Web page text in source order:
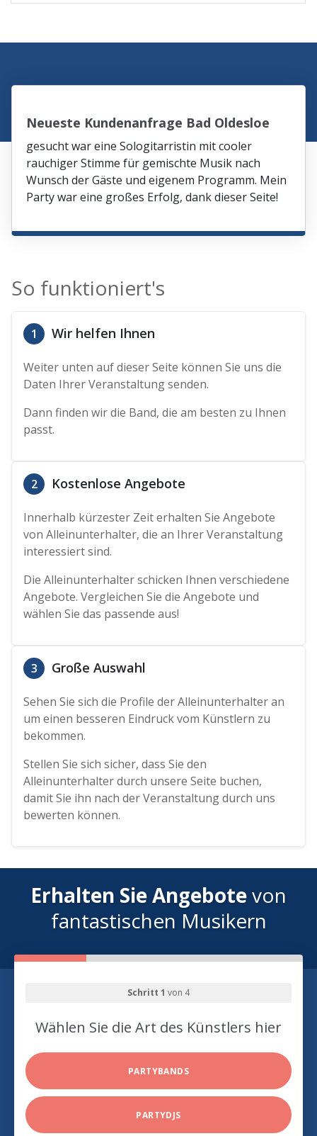
Neueste Kundenanfrage Bad Oldesloe
gesucht war eine Sologitarristin mit cooler
rauchiger Stimme für gemischte Musik nach
Wunsch der Gäste und eigenem Programm. Mein
Party war eine großes Erfolg, dank dieser Seite!
So funktioniert's
1 Wir helfen Ihnen
Weiter unten auf dieser Seite können Sie uns die
Daten Ihrer Veranstaltung senden.
Dann finden wir die Band, die am besten zu Ihnen
passt.
2 Kostenlose Angebote
Innerhalb kürzester Zeit erhalten Sie Angebote
von Alleinunterhalter, die an Ihrer Veranstaltung
interessiert sind.
Die Alleinunterhalter schicken Ihnen verschiedene
Angebote. Vergleichen Sie die Angebote und
wählen Sie das passende aus!
3 Große Auswahl
Sehen Sie sich die Profile der Alleinunterhalter an
um einen besseren Eindruck vom Künstlern zu
bekommen.
Stellen Sie sich sicher, dass Sie den
Alleinunterhalter durch unsere Seite buchen,
damit Sie ihn nach der Veranstaltung durch uns
bewerten können.
Erhalten Sie Angebotevon
fantastischen Musikern
Schritt 1 von 4
Wählen Sie die Art des Künstlers hier
PARTYBANDS
PARTYDJS